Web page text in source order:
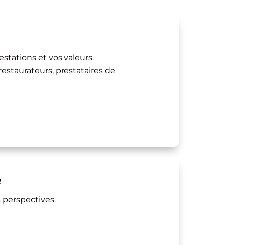
et vos valeurs.
prestataires de
perspectives.